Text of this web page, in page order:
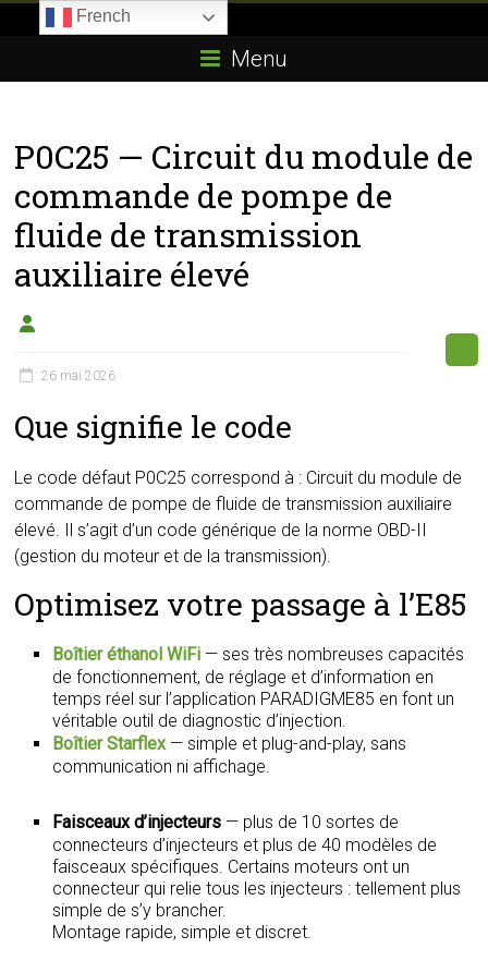
E85.com
passion
boîtier
éthanol
Menu
P0C25 — Circuit du module de
commande de pompe de
fluide de transmission
auxiliaire élevé
26 mai 2026
Que signifie le code
Le code défaut P0C25 correspond à : Circuit du module de
commande de pompe de fluide de transmission auxiliaire
élevé. Il s’agit d’un code générique de la norme OBD-II
(gestion du moteur et de la transmission).
Optimisez votre passage à l’E85
Boîtier éthanol WiFi — ses très nombreuses capacités
de fonctionnement, de réglage et d’information en
temps réel sur l’application PARADIGME85 en font un
véritable outil de diagnostic d’injection.
Boîtier Starflex— simple et plug-and-play, sans
communication ni affichage.
Faisceaux d’injecteurs — plus de 10 sortes de
connecteurs d’injecteurs et plus de 40 modèles de
faisceaux spécifiques. Certains moteurs ont un
connecteur qui relie tous les injecteurs : tellement plus
simple de s’y brancher.
Montage rapide, simple et discret.
French